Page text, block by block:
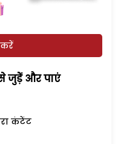
करें
जुड़ेें और पाएं
कंटेंट